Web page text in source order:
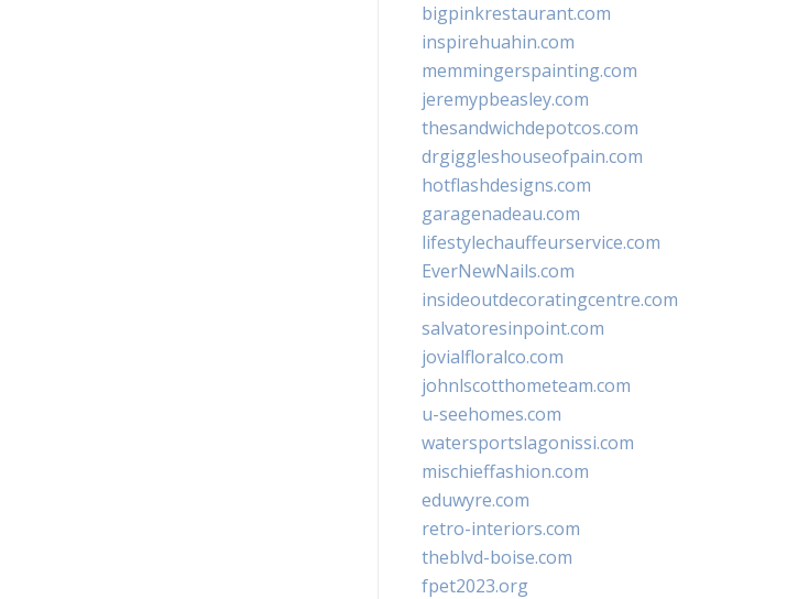
bigpinkrestaurant.com
inspirehuahin.com
memmingerspainting.com
jeremypbeasley.com
thesandwichdepotcos.com
drgiggleshouseofpain.com
hotflashdesigns.com
garagenadeau.com
lifestylechauffeurservice.com
EverNewNails.com
insideoutdecoratingcentre.com
salvatoresinpoint.com
jovialfloralco.com
johnlscotthometeam.com
u-seehomes.com
watersportslagonissi.com
mischieffashion.com
eduwyre.com
retro-interiors.com
theblvd-boise.com
fpet2023.org